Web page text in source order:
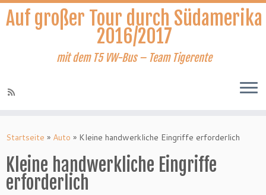
Inhalt
Auf großer Tour durch Südamerika
2016/2017
mit dem T5 VW-Bus – Team Tigerente
Startseite » Auto » Kleine handwerkliche Eingriffe erforderlich
Kleine handwerkliche Eingriffe
erforderlich